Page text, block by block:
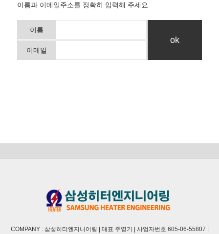
이름과 이메일주소를 정확히 입력해 주세요.
이름
이메일
COMPANY : 삼성히터엔지니어링 | 대표 주영기 | 사업자번호 605-06-55807 |